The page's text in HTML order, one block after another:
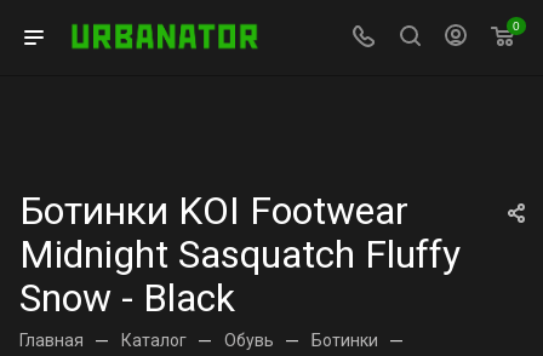
0
Ботинки KOI Footwear
Midnight Sasquatch Fluffy
Snow - Black
Главная — Каталог — Обувь — Ботинки —